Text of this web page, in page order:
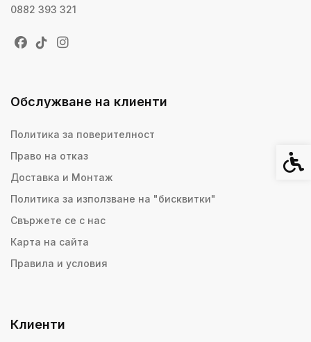
0882 393 321
Обслужване на клиенти
Политика за поверителност
Право на отказ
Доставка и Монтаж
Политика за използване на "бисквитки"
Свържете се с нас
Карта на сайта
Правила и условия
Клиенти